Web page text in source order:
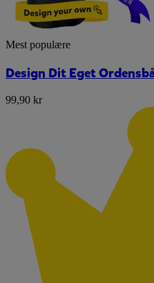
Mest populære
Design Dit Eget
99,90 kr